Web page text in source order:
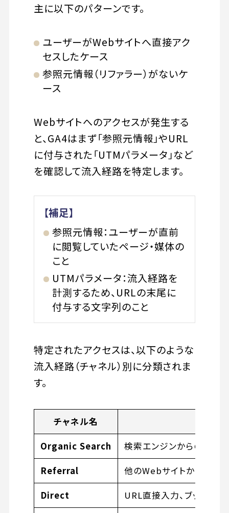
主に以下のパターンです。
ユーザーがWebサイトへ直接アク
セスしたケース
参照元情報（リファラー）がないケ
ース
Webサイトへのアクセスが発生する
と、GA4はまず「参照元情報」やURL
に付与された「UTMパラメータ」など
を確認して流入経路を特定します。
【補足】
参照元情報：ユーザーが直前
に閲覧していたページ・媒体の
こと
UTMパラメータ：流入経路を
計測するため、URLの末尾に
付与する文字列のこと
特定されたアクセスは、以下のような
流入経路（チャネル）別に分類されま
す。
チャネル名
Organic Search
検索エンジンからの流入
Referral
他のWebサイトからの流
Direct
URL直接入力、ブックマ